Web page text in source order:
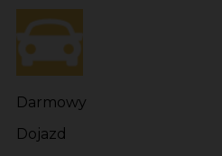
Darmowy
Dojazd